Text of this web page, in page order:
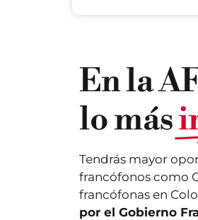
En la
lo más
Tendrás mayor
francófonos como
francófonas en
por el Gobierno